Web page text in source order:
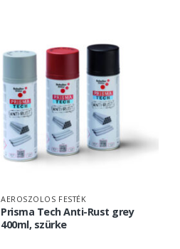
AEROSZOLOS FESTÉK
Prisma Tech Anti-Rust grey
400ml, szürke